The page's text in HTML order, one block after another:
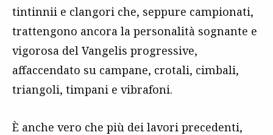
tintinnii e clangori che, seppure campionati,
trattengono ancora la personalità sognante e
vigorosa del Vangelis progressive,
affaccendato su campane, crotali, cimbali,
triangoli, timpani e vibrafoni.
È anche vero che più dei lavori precedenti,